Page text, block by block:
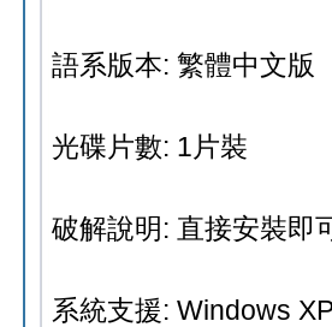
語系版本: 繁體中文版
光碟片數: 1片裝
破解說明: 直接安裝即
系統支援: Windows